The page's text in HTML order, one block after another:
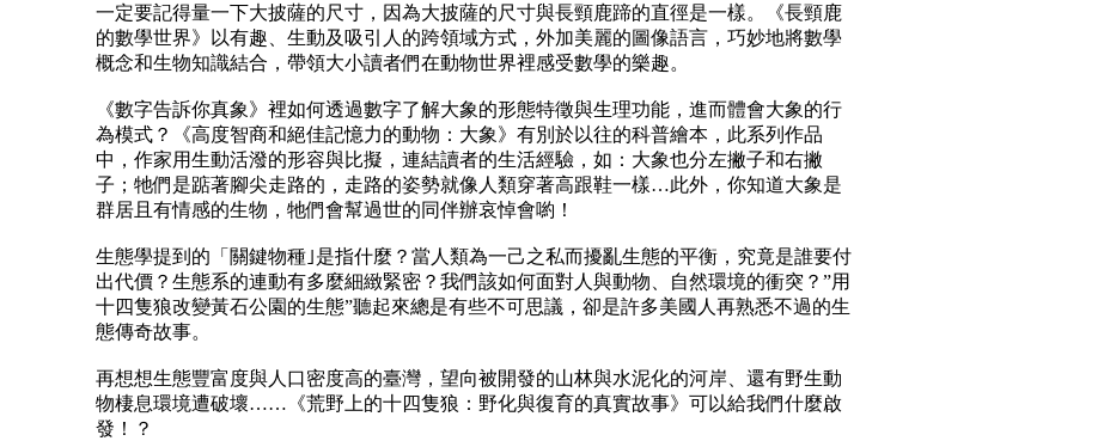
一定要記得量一下大披薩的尺寸，因為大披薩的尺寸與長頸鹿蹄的直徑是一樣。《長頸鹿
的數學世界》以有趣、生動及吸引人的跨領域方式，外加美麗的圖像語言，巧妙地將數學
概念和生物知識結合，帶領大小讀者們在動物世界裡感受數學的樂趣。
《數字告訴你真象》裡如何透過數字了解大象的形態特徵與生理功能，進而體會大象的行
為模式？《高度智商和絕佳記憶力的動物：大象》有別於以往的科普繪本，此系列作品
中，作家用生動活潑的形容與比擬，連結讀者的生活經驗，如：大象也分左撇子和右撇
子；牠們是踮著腳尖走路的，走路的姿勢就像人類穿著高跟鞋一樣…此外，你知道大象是
群居且有情感的生物，牠們會幫過世的同伴辦哀悼會喲！
生態學提到的「關鍵物種｣是指什麼？當人類為一己之私而擾亂生態的平衡，究竟是誰要付
出代價？生態系的連動有多麼細緻緊密？我們該如何面對人與動物、自然環境的衝突？”用
十四隻狼改變黃石公園的生態”聽起來總是有些不可思議，卻是許多美國人再熟悉不過的生
態傳奇故事。
再想想生態豐富度與人口密度高的臺灣，望向被開發的山林與水泥化的河岸、還有野生動
物棲息環境遭破壞……《荒野上的十四隻狼：野化與復育的真實故事》可以給我們什麼啟
發！？